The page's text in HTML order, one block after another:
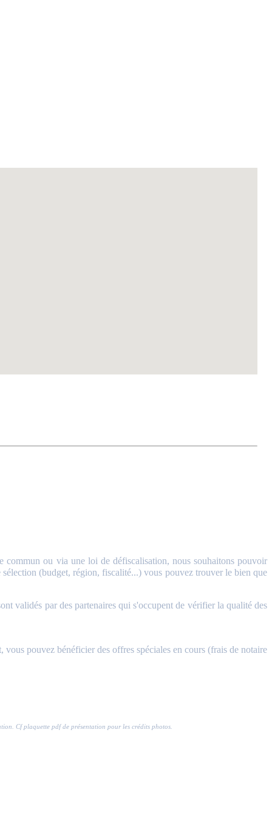
commun ou via une loi de défiscalisation, nous souhaitons pouvoir
(budget, région, fiscalité...) vous pouvez trouver le bien que
validés par des partenaires qui s'occupent de vérifier la qualité des
pouvez bénéficier des offres spéciales en cours (frais de notaire
Cf plaquette pdf de présentation pour les crédits photos.